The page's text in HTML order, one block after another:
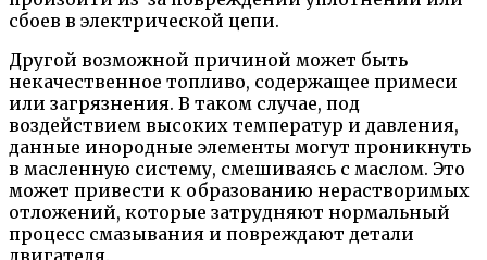
сбоев в электрической цепи.
Другой возможной причиной может быть
некачественное топливо, содержащее примеси
или загрязнения. В таком случае, под
воздействием высоких температур и давления,
данные инородные элементы могут проникнуть
в масленную систему, смешиваясь с маслом. Это
может привести к образованию нерастворимых
отложений, которые затрудняют нормальный
процесс смазывания и повреждают детали
двигателя.